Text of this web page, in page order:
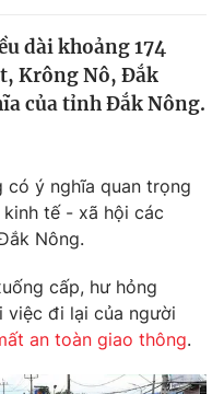
dài khoảng 174
Krông Nô, Đắk
của tỉnh Đắk Nông.
ý nghĩa quan trọng
tế - xã hội các
Nông.
cấp, hư hỏng
việc đi lại của người
an toàn giao thông.